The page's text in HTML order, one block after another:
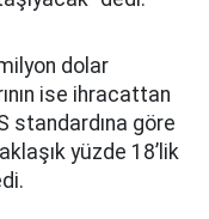
dolar
ise ihracattan
standardına göre
yüzde 18’lik